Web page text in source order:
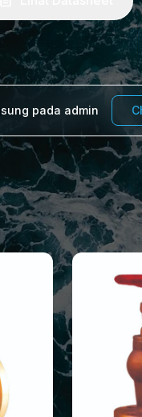
pada admin